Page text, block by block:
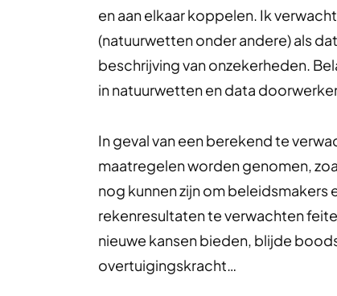
en aan elkaar koppelen. Ik
(natuurwetten onder andere) als
beschrijving van onzekerheden.
in natuurwetten en data
In geval van een berekend te
maatregelen worden genomen,
nog kunnen zijn om
rekenresultaten te verwachten
nieuwe kansen bieden, blijde
overtuigingskracht…